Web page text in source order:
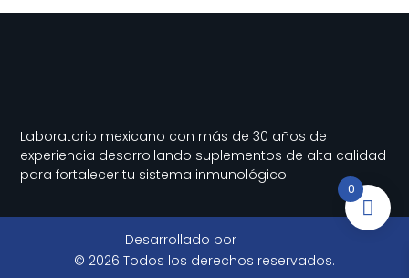
Laboratorio mexicano con más de 30 años de
experiencia desarrollando suplementos de alta calidad
para fortalecer tu sistema inmunológico.
© 2026 Todos los derechos reservados.
Desarrollado por
0